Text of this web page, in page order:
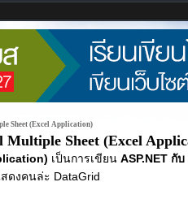
Sheet (Excel Application)
Multiple Sheet (Excel
เป็นการเขียน ASP.NET กั
ดงคนล่ะ DataGrid